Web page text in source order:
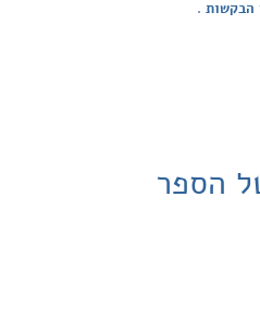
הבקשות .
הספר